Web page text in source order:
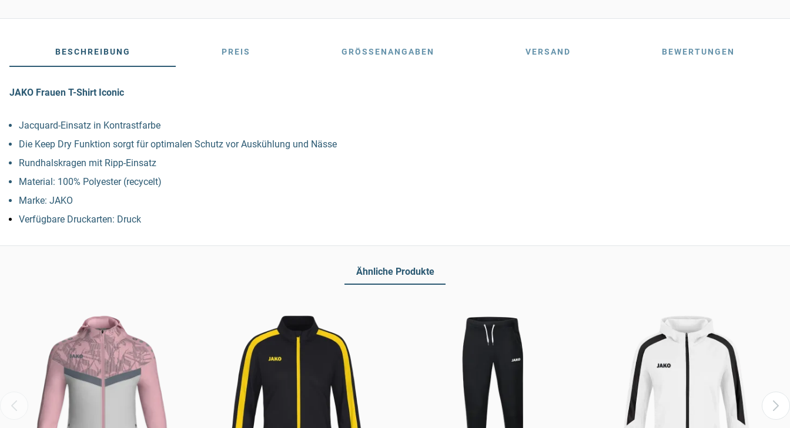
BESCHREIBUNG PREIS GRÖSSENANGABEN VERSAND BEWERTUNGEN
JAKO Frauen T-Shirt Iconic
Jacquard-Einsatz in Kontrastfarbe
Die Keep Dry Funktion sorgt für optimalen Schutz vor Auskühlung und Nässe
Rundhalskragen mit Ripp-Einsatz
Material: 100% Polyester (recycelt)
Marke: JAKO
Verfügbare Druckarten: Druck
Ähnliche Produkte